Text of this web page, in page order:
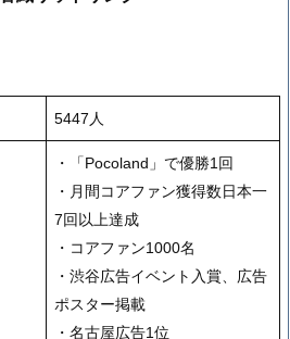
5447人
・「Pocoland」で優勝1回
・月間コアファン獲得数日本一
7回以上達成
・コアファン1000名
・渋谷広告イベント入賞、広告
ポスター掲載
・名古屋広告1位